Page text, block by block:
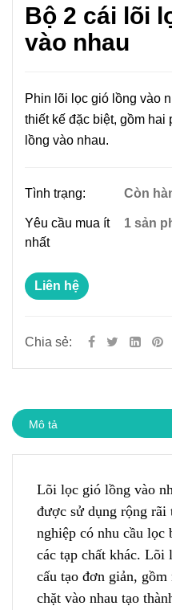
Bộ 2 cái lõi
vào nhau
Phin lõi lọc gió lồng vào
thiết kế đặc biệt, gồm
lồng vào nhau.
Tình trạng: Còn
Yêu cầu mua ít
nhất
1 sản
Liên hệ
Chia sẻ:
Mô tả
Lõi lọc gió lồng vào
được sử dụng rộng rãi
nghiệp có nhu cầu lọc
các tạp chất khác. Lõi
cấu tạo đơn giản,
chặt vào nhau tạo